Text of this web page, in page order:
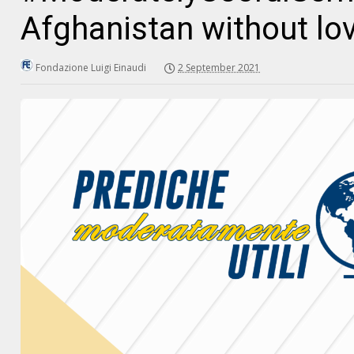
Afghanistan without
Fondazione Luigi Einaudi 2 September 2021